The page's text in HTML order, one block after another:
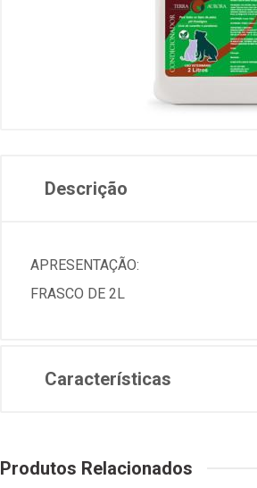
Descrição
APRESENTAÇÃO:
FRASCO DE 2L
Características
Produtos Relacionados